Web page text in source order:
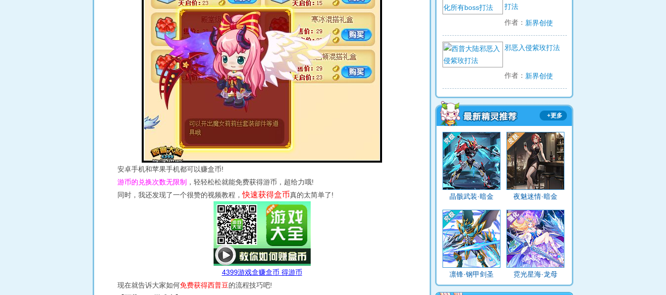
安卓手机和苹果手机都可以赚盒币!
游币的兑换次数无限制 ，轻轻松松就能免费获得游币，超给力哦!
同时，我还发现了一个很赞的视频教程，快速获得盒币真的太简单了!
4399游戏盒赚盒币 得游币
现在就告诉大家如何免费获得西普豆的流程技巧吧!
打法
作者： 新界创使
邪恶入侵紫玫打法
作者： 新界创使
+更多
晶骸武装·暗金 夜魅迷情·暗金
凛锋·钢甲剑圣 霓光星海·龙母